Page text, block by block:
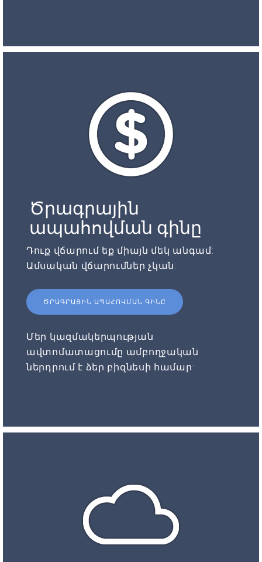
Ծրագրային
ապահովման գինը
Դուք վճարում եք միայն մեկ անգամ:
Ամսական վճարումներ չկան:
ԾՐԱԳՐԱՅԻՆ ԱՊԱՀՈՎՄԱՆ ԳԻՆԸ
Մեր կազմակերպության
ավտոմատացումը ամբողջական
ներդրում է ձեր բիզնեսի համար: